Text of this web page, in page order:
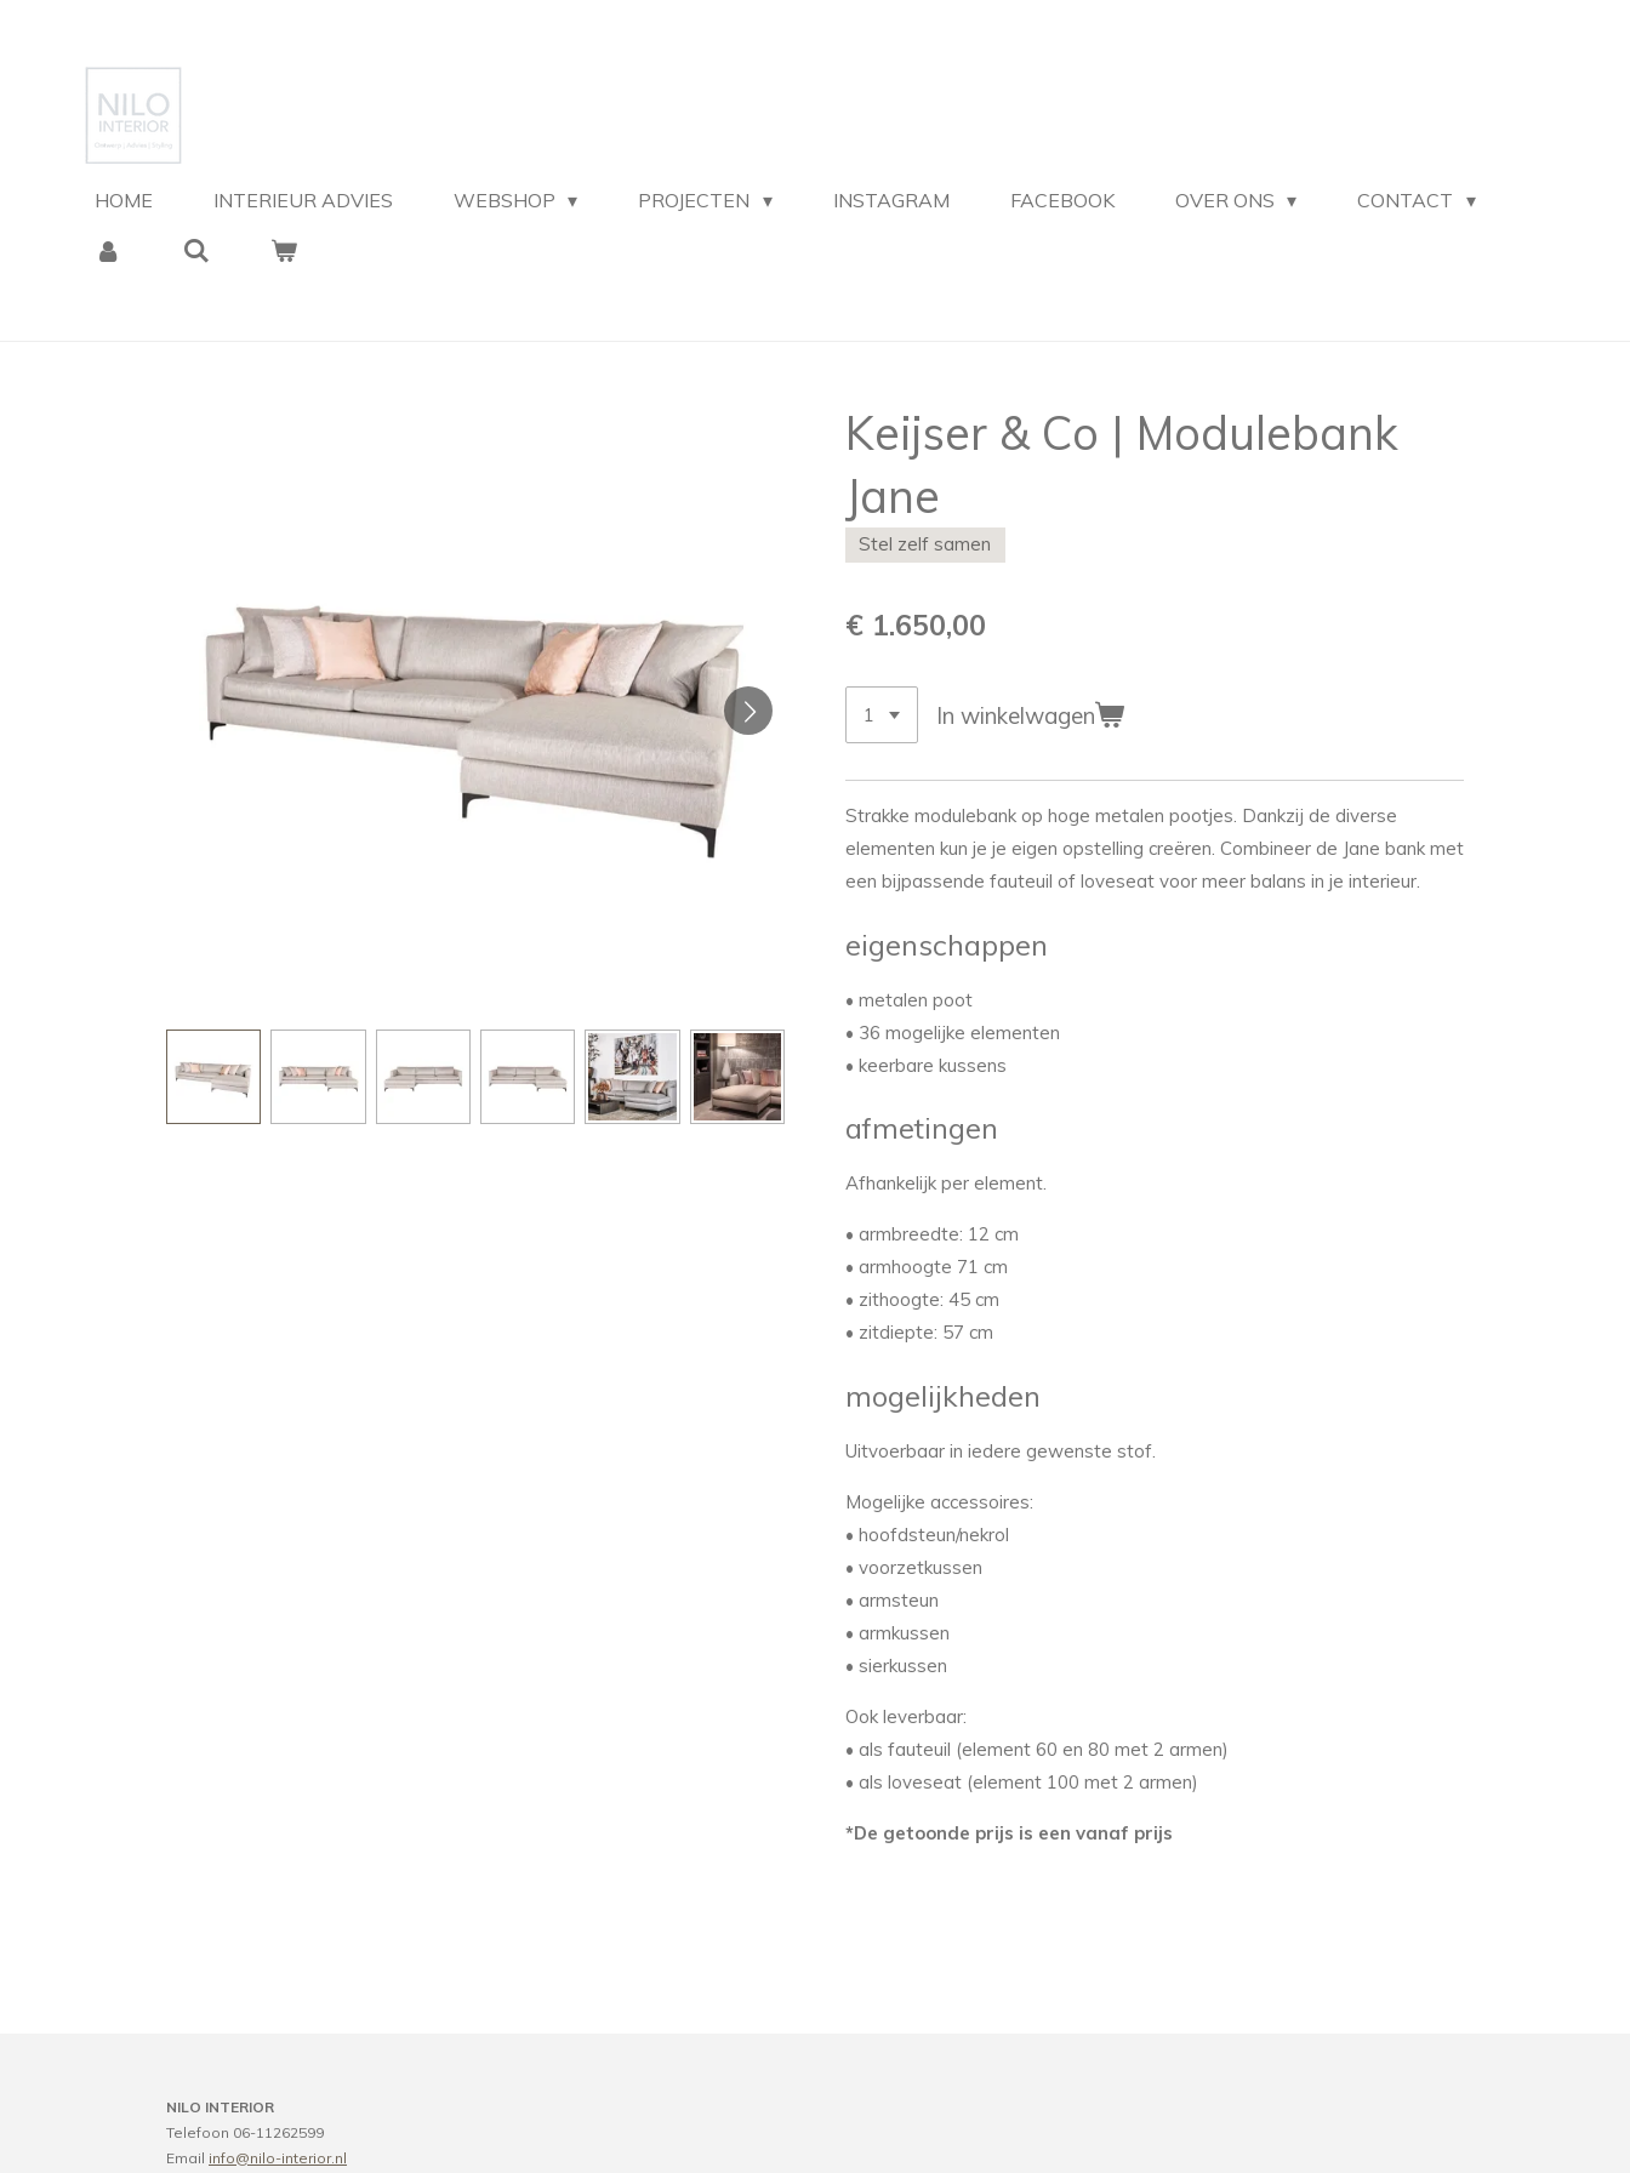
hoofdinhoud
HOME INTERIEUR ADVIES WEBSHOP PROJECTEN INSTAGRAM FACEBOOK OVER ONS CONTACT
Keijser & Co | Modulebank
Jane
Stel zelf samen
€ 1.650,00
In winkelwagen
Strakke modulebank op hoge metalen pootjes. Dankzij de diverse
elementen kun je je eigen opstelling creëren. Combineer de Jane bank met
een bijpassende fauteuil of loveseat voor meer balans in je interieur.
eigenschappen
• metalen poot
• 36 mogelijke elementen
• keerbare kussens
afmetingen
Afhankelijk per element.
• armbreedte: 12 cm
• armhoogte 71 cm
• zithoogte: 45 cm
• zitdiepte: 57 cm
mogelijkheden
Uitvoerbaar in iedere gewenste stof.
Mogelijke accessoires:
• hoofdsteun/nekrol
• voorzetkussen
• armsteun
• armkussen
• sierkussen
Ook leverbaar:
• als fauteuil (element 60 en 80 met 2 armen)
• als loveseat (element 100 met 2 armen)
*De getoonde prijs is een vanaf prijs
NILO INTERIOR
Telefoon 06-11262599
Email info@nilo-interior.nl